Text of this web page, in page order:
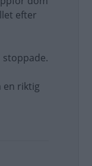
efter
stoppade.
en riktig